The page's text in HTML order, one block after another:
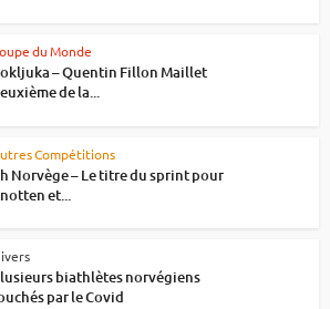
du Monde
– Quentin Fillon Maillet
de la...
Compétitions
Norvège – Le titre du sprint pour
et...
biathlètes norvégiens
par le Covid